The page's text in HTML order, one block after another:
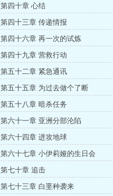
第四十章 心结
第四十三章 传递情报
第四十六章 再一次的试炼
第四十九章 营救行动
第五十二章 紧急通讯
第五十五章 为过去做个了断
第五十八章 暗杀任务
第六十一章 亚洲分部沦陷
第六十四章 进攻地球
第六十七章 小伊莉娅的生日会
第七十章 追击
第七十三章 白垩种袭来